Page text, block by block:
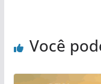
Você